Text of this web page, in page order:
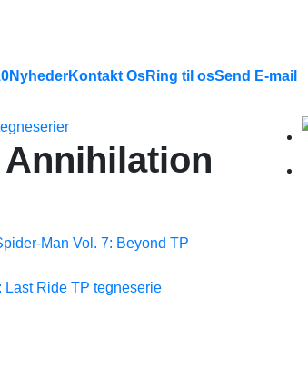
NyhederKontakt OsRing til osSend E-mail